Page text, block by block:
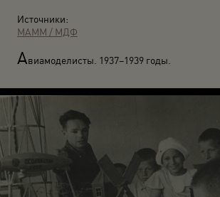
Источники:
МАММ / МДФ
Авиамоделисты. 1937–1939 годы.